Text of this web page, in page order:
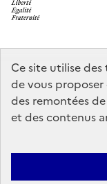
Ce site utilise
de vous
des remontées
et des contenus
data.gouv.fr
service-
Mentions légales
d’utilisation des